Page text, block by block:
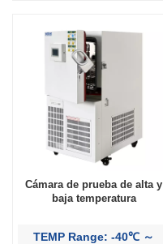
Cámara de prueba de alta y
baja temperatura
TEMP Range: -40℃ ～